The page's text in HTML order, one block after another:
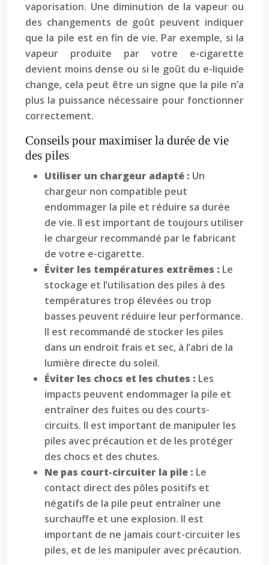
vaporisation. Une diminution de la vapeur ou
des changements de goût peuvent indiquer
que la pile est en fin de vie. Par exemple, si la
vapeur produite par votre e-cigarette
devient moins dense ou si le goût du e-liquide
change, cela peut être un signe que la pile n’a
plus la puissance nécessaire pour fonctionner
correctement.
Conseils pour maximiser la durée de vie
des piles
Utiliser un chargeur adapté : Un
chargeur non compatible peut
endommager la pile et réduire sa durée
de vie. Il est important de toujours utiliser
le chargeur recommandé par le fabricant
de votre e-cigarette.
Éviter les températures extrêmes : Le
stockage et l’utilisation des piles à des
températures trop élevées ou trop
basses peuvent réduire leur performance.
Il est recommandé de stocker les piles
dans un endroit frais et sec, à l’abri de la
lumière directe du soleil.
Éviter les chocs et les chutes : Les
impacts peuvent endommager la pile et
entraîner des fuites ou des courts-
circuits. Il est important de manipuler les
piles avec précaution et de les protéger
des chocs et des chutes.
Ne pas court-circuiter la pile : Le
contact direct des pôles positifs et
négatifs de la pile peut entraîner une
surchauffe et une explosion. Il est
important de ne jamais court-circuiter les
piles, et de les manipuler avec précaution.